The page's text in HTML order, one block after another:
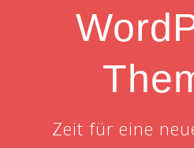
Zeit für eine